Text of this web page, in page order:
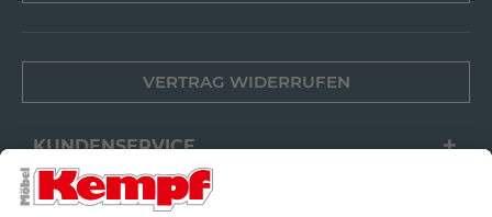
VERTRAG WIDERRUFEN
KUNDENSERVICE
FILIALEN